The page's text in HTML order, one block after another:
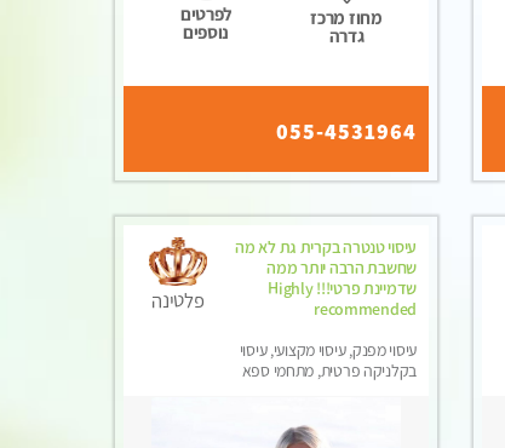
מחוז מרכז
גדרה
לפרטים
נוספים
055-4531964
עיסוי טנטרה בקרית גת לא מה
שחשבת הרבה יותר ממה
שדמיינת פרטי!!! Highly
recommended
עיסוי מפנק, עיסוי מקצועי, עיסוי
בקלניקה פרטית, מתחמי ספא
פלטינה